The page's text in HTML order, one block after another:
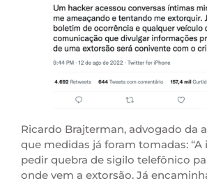
Ricardo Brajterman, advogado da
que medidas já foram tomadas: “A
pedir quebra de sigilo telefônico
onde vem a extorsão. Já